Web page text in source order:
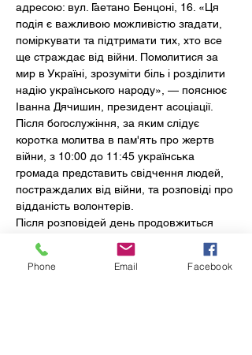
адресою: вул. Гаетано Бенцоні, 16. «Ця
подія є важливою можливістю згадати,
поміркувати та підтримати тих, хто все
ще страждає від війни. Помолитися за
мир в Україні, зрозуміти біль і розділити
надію українського народу», — пояснює
Іванна Дячишин, президент асоціації.
Після богослужіння, за яким слідує
коротка молитва в пам'ять про жертв
війни, з 10:00 до 11:45 українська
громада представить свідчення людей,
постраждалих від війни, та розповіді про
відданість волонтерів.
Після розповідей день продовжиться
дитячий хор «Білі голоси України» під
керівництвом Юлії Мороз, тріо
Phone Email Facebook